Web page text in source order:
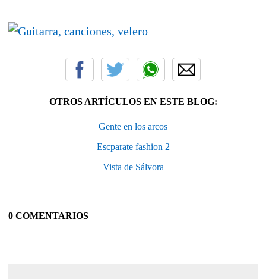
OTROS ARTÍCULOS EN ESTE BLOG:
Gente en los arcos
Escparate fashion 2
Vista de Sálvora
0 COMENTARIOS